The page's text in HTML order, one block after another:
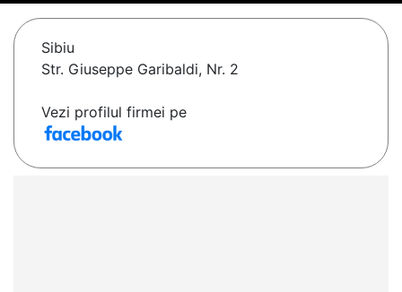
Sibiu
Str. Giuseppe Garibaldi, Nr. 2
Vezi profilul firmei pe